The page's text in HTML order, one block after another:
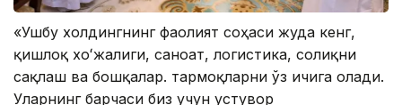
«Ушбу холдингнинг фаолият соҳаси жуда кенг,
қишлоқ хоʻжалиги, саноат, логистика, соғлиқни
сақлаш ва бошқалар. тармоқларни ўз ичига олади.
Уларнинг барчаси биз учун устувор